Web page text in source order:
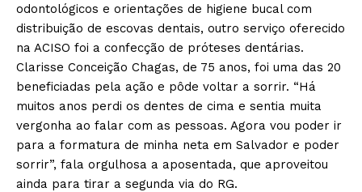
odontológicos e orientações de higiene bucal com
distribuição de escovas dentais, outro serviço oferecido
na ACISO foi a confecção de próteses dentárias.
Clarisse Conceição Chagas, de 75 anos, foi uma das 20
beneficiadas pela ação e pôde voltar a sorrir. “Há
muitos anos perdi os dentes de cima e sentia muita
vergonha ao falar com as pessoas. Agora vou poder ir
para a formatura de minha neta em Salvador e poder
sorrir”, fala orgulhosa a aposentada, que aproveitou
ainda para tirar a segunda via do RG.